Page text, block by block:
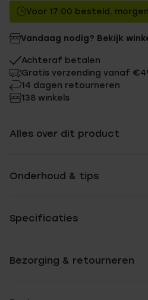
Voor 17:00 besteld,
Vandaag nodig? Bekijk
Achteraf betalen
Gratis verzending vanaf
14 dagen retourneren
138 winkels
Alles over dit product
Onderhoud & tips
Specificaties
Bezorging & retourneren